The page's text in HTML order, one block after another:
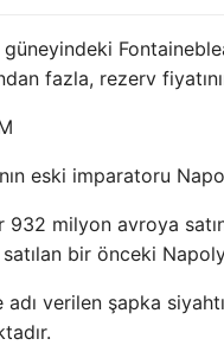
güneyindeki
fazla, rezerv
eski imparatoru
932 milyon avroya
bir önceki
adı verilen şapka